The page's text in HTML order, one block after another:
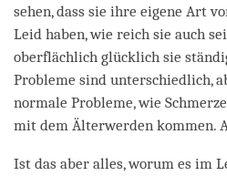
sehen, dass sie ihre eigene Art
Leid haben, wie reich sie auch
oberflächlich glücklich sie
Probleme sind unterschiedlich,
normale Probleme, wie
mit dem Älterwerden kommen.
Ist das aber alles, worum es im